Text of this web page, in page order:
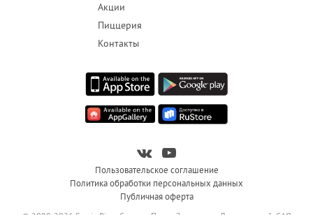
Акции
Пиццерия
Контакты
Пользовательское соглашение
Политика обработки персональных данных
Публичная оферта